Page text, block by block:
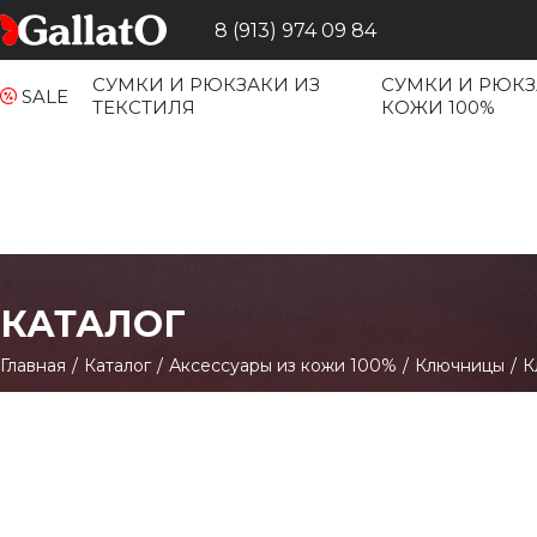
8 (913) 974 09 84
SALE
СУМКИ И РЮКЗАКИ ИЗ
ТЕКСТИЛЯ
СУМКИ И
КОЖИ 100%
КАТАЛОГ
Главная / Каталог / Аксессуары из кожи 100% / Ключницы /